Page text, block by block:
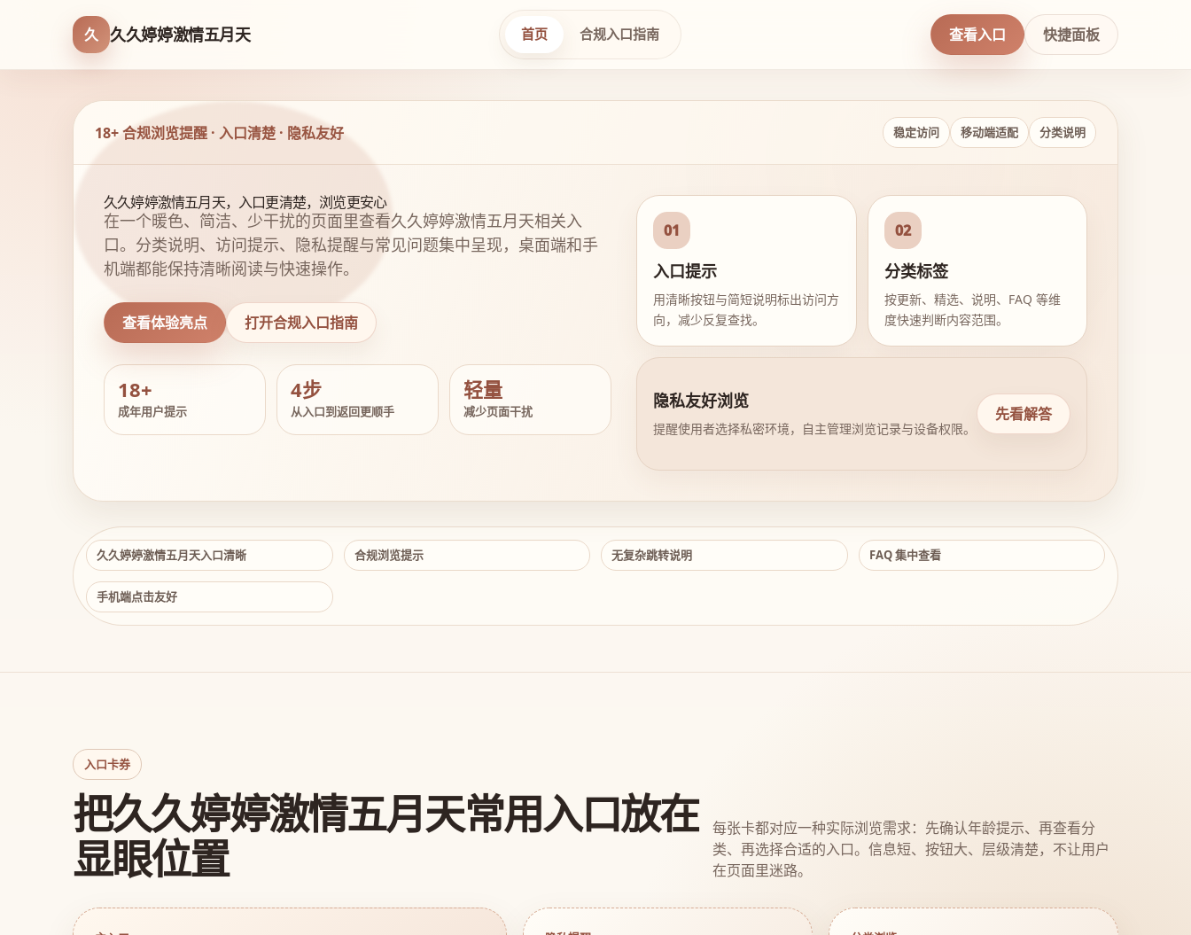
久 久久婷婷激情五月天 首页 合规入口指南 查看入口 快捷面板
18+ 合规浏览提醒 · 入口清楚 · 隐私友好 稳定访问 移动端适配 分类说明
久久婷婷激情五月天，入口更清楚，浏览更安心
在一个暖色、简洁、少干扰的页面里查看久久婷婷激情五月天相关入
口。分类说明、访问提示、隐私提醒与常见问题集中呈现，桌面端和手
机端都能保持清晰阅读与快速操作。
查看体验亮点 打开合规入口指南
18+
成年用户提示
4步
从入口到返回更顺手
轻量
减少页面干扰
01
入口提示
用清晰按钮与简短说明标出访问方
向，减少反复查找。
02
分类标签
按更新、精选、说明、FAQ 等维
度快速判断内容范围。
隐私友好浏览
提醒使用者选择私密环境，自主管理浏览记录与设备权限。
先看解答
久久婷婷激情五月天入口清晰 合规浏览提示 无复杂跳转说明 FAQ 集中查看
手机端点击友好
入口卡券
把久久婷婷激情五月天常用入口放在
显眼位置
每张卡都对应一种实际浏览需求：先确认年龄提示、再查看分
类、再选择合适的入口。信息短、按钮大、层级清楚，不让用户
在页面里迷路。